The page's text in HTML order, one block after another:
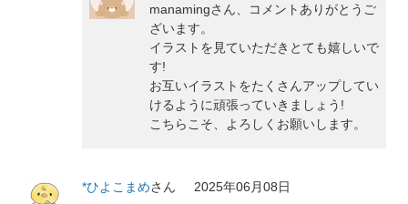
manamingさん、コメントありがとうご
ざいます。
イラストを見ていただきとても嬉しいで
す!
お互いイラストをたくさんアップしてい
けるように頑張っていきましょう!
こちらこそ、よろしくお願いします。
*ひよこまめさん
2025年06月08日